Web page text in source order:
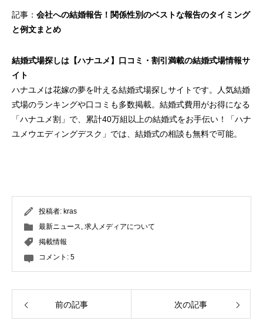
記事： 会社への結婚報告！関係性別のベストな報告のタイミング
と例文まとめ
結婚式場探しは【ハナユメ】口コミ・割引満載の結婚式場情報サ
イト
ハナユメは花嫁の夢を叶える結婚式場探しサイトです。人気結婚
式場のランキングや口コミも多数掲載。結婚式費用がお得になる
「ハナユメ割」で、累計40万組以上の結婚式をお手伝い！「ハナ
ユメウエディングデスク」では、結婚式の相談も無料で可能。
投稿者: kras
最新ニュース, 求人メディアについて
掲載情報
コメント: 5
前の記事 次の記事